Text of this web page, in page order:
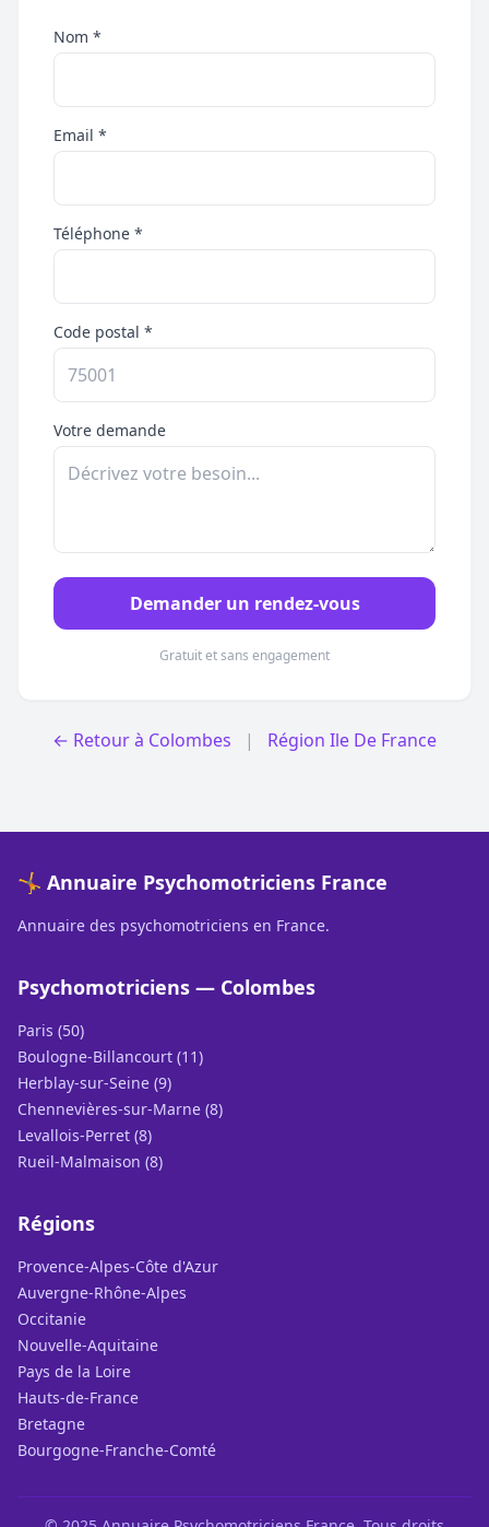
Nom *
Email *
Téléphone *
Code postal *
Votre demande
Demander un rendez-vous
Gratuit et sans engagement
← Retour à Colombes | Région Ile De France
🤸 Annuaire Psychomotriciens France
Annuaire des psychomotriciens en France.
Psychomotriciens — Colombes
Paris (50)
Boulogne-Billancourt (11)
Herblay-sur-Seine (9)
Chennevières-sur-Marne (8)
Levallois-Perret (8)
Rueil-Malmaison (8)
Régions
Provence-Alpes-Côte d'Azur
Auvergne-Rhône-Alpes
Occitanie
Nouvelle-Aquitaine
Pays de la Loire
Hauts-de-France
Bretagne
Bourgogne-Franche-Comté